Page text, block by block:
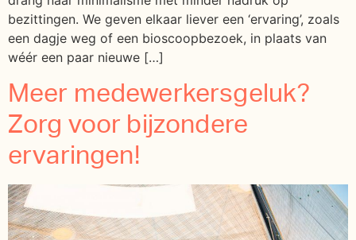
bezittingen. We geven elkaar liever een ‘ervaring’, zoals
een dagje weg of een bioscoopbezoek, in plaats van
wéér een paar nieuwe […]
Meer medewerkersgeluk?
Zorg voor bijzondere
ervaringen!